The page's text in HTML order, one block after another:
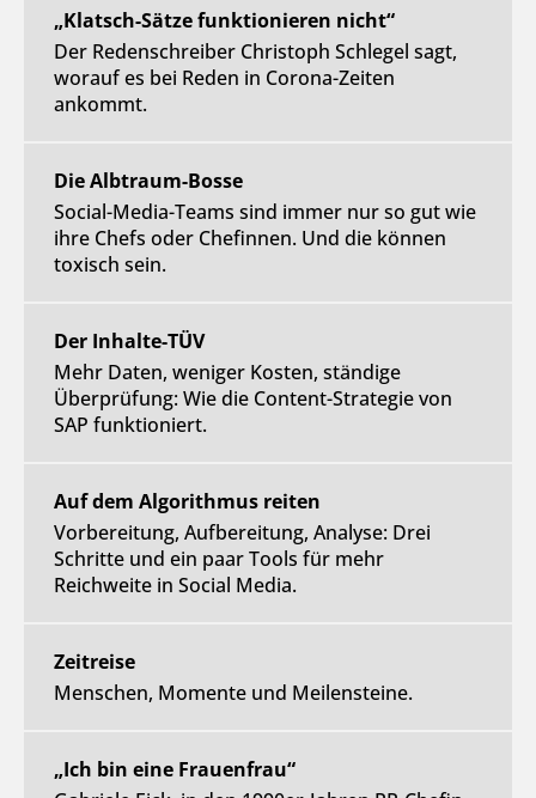
„Klatsch-Sätze funktionieren nicht“
Der Redenschreiber Christoph Schlegel sagt,
worauf es bei Reden in Corona-Zeiten
ankommt.
Die Albtraum-Bosse
Social-Media-Teams sind immer nur so gut wie
ihre Chefs oder Chefinnen. Und die können
toxisch sein.
Der Inhalte-TÜV
Mehr Daten, weniger Kosten, ständige
Überprüfung: Wie die Content-Strategie von
SAP funktioniert.
Auf dem Algorithmus reiten
Vorbereitung, Aufbereitung, Analyse: Drei
Schritte und ein paar Tools für mehr
Reichweite in Social Media.
Zeitreise
Menschen, Momente und Meilensteine.
„Ich bin eine Frauenfrau“